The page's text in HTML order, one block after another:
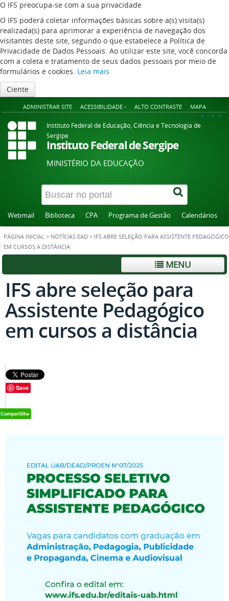
O IFS preocupa-se com a sua privacidade
O IFS poderá coletar informações básicas sobre a(s) visita(s)
realizada(s) para aprimorar a experiência de navegação dos
visitantes deste site, segundo o que estabelece a Política de
Privacidade de Dados Pessoais. Ao utilizar este site, você concorda
com a coleta e tratamento de seus dados pessoais por meio de
formulários e cookies. Leia mais
Ciente
ADMINISTRAR SITE ACESSIBILIDADE - ALTO CONTRASTE MAPA
A+ A A-
Instituto Federal de Educação, Ciência e Tecnologia de
Sergipe
Instituto Federal de Sergipe
MINISTÉRIO DA EDUCAÇÃO
Webmail Biblioteca CPA Programa de Gestão Calendários
PÁGINA INICIAL > NOTÍCIAS EAD > IFS ABRE SELEÇÃO PARA ASSISTENTE PEDAGÓGICO
EM CURSOS A DISTÂNCIA
MENU
IFS abre seleção para
Assistente Pedagógico
em cursos a distância
Save